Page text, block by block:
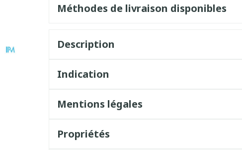
Méthodes de livraison disponibles
Description
Indication
Mentions légales
Propriétés